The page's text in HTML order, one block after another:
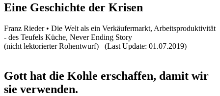
Eine Geschichte der Krisen
Franz Rieder • Die Welt als ein Verkäufermarkt, Arbeitsproduktivität
- des Teufels Küche, Never Ending Story
(nicht lektorierter Rohentwurf) (Last Update: 01.07.2019)
Gott hat die Kohle erschaffen, damit wir
sie verwenden.